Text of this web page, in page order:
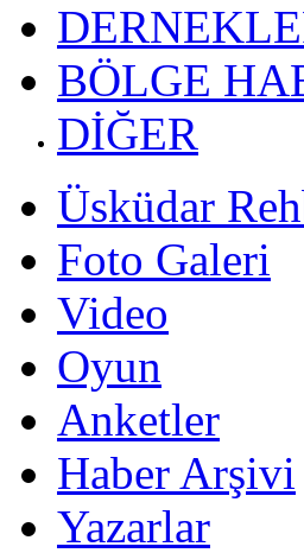
BÖLGE
DİĞER
Üsküdar
Foto Galeri
Video
Oyun
Anketler
Haber Arşivi
Yazarlar